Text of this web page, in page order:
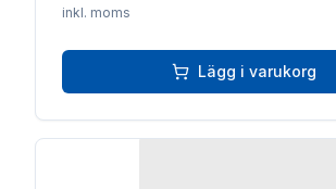
inkl. moms
Lägg i varukorg